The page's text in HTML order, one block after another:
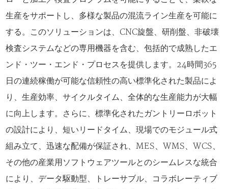
生産をサポートし、多様な製品の混流ライン生産を可能に
する。このソリューションは、CNC旋盤、研削盤、非破壊
検査システムなどの専用機器を含む、包括的で成熟したエ
ンド・ツー・エンド・プロセスを提供します。24時間365
日の連続稼働が可能な信頼性の高い標準化された製品によ
り、生産効率、サイクルタイム、全体的な生産能力が大幅
に向上します。さらに、標準化されたガントリーロボット
の設計により、短いリードタイム、現場でのモジュール式
組み立て、迅速な配備が保証され、MES、WMS、WCS、
その他の産業用ソフトウェアツールとのシームレスな統合
により、データ駆動型、トレーサブル、コラボレーティブ